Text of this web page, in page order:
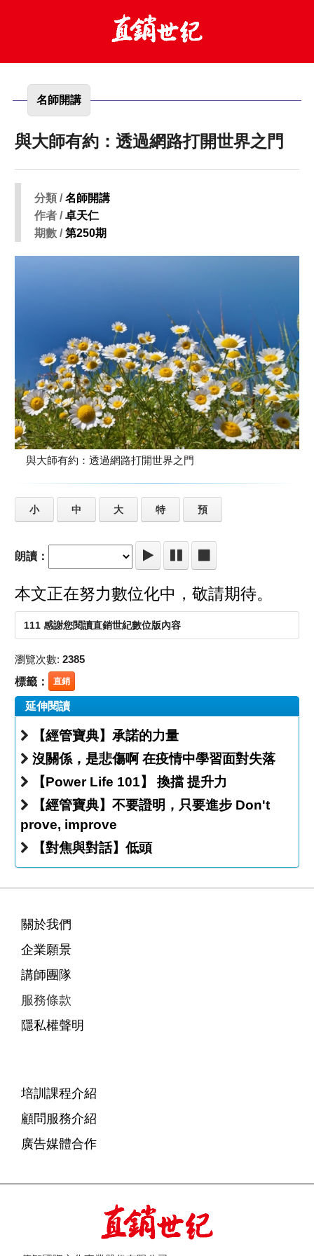
名師開講
與大師有約：透過網路打開世界之門
分類 /名師開講
作者 /卓天仁
期數 /第250期
與大師有約：透過網路打開世界之門
小 中 大 特 預
朗讀：
本文正在努力數位化中，敬請期待。
111 感謝您閱讀直銷世紀數位版內容
瀏覽次數: 2385
標籤： 直銷
延伸閱讀
【經管寶典】承諾的力量
沒關係，是悲傷啊 在疫情中學習面對失落
【Power Life 101】 換擋 提升力
【經管寶典】不要證明，只要進步 Don't
prove, improve
【對焦與對話】低頭
關於我們
企業願景
講師團隊
服務條款
隱私權聲明
培訓課程介紹
顧問服務介紹
廣告媒體合作